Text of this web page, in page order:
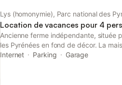
Lys (homonymie), Parc national des
Location de vacances pour 4
Ancienne ferme indépendante, située
les Pyrénées en fond de décor. La
village, dans un hameau face à la
Internet Parking Garage